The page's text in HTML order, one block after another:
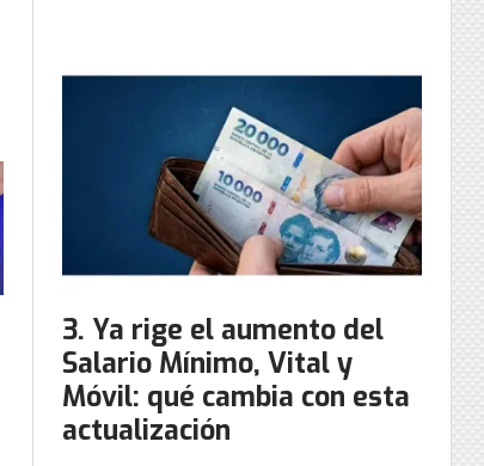
Ya rige el aumento del
Salario Mínimo, Vital y
Móvil: qué cambia con esta
actualización